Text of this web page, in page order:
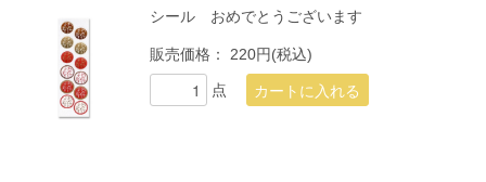
シール おめでとうございます
販売価格： 220円(税込)
点